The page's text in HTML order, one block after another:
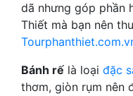
dã nhưng góp phần
Thiết mà bạn nên
Bánh rế là loại đặc
thơm, giòn rụm nên